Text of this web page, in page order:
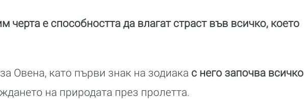
черта е способността да влагат страст във всичко, което
Овена, като първи знак на зодиака с него започва всичко
на природата през пролетта.